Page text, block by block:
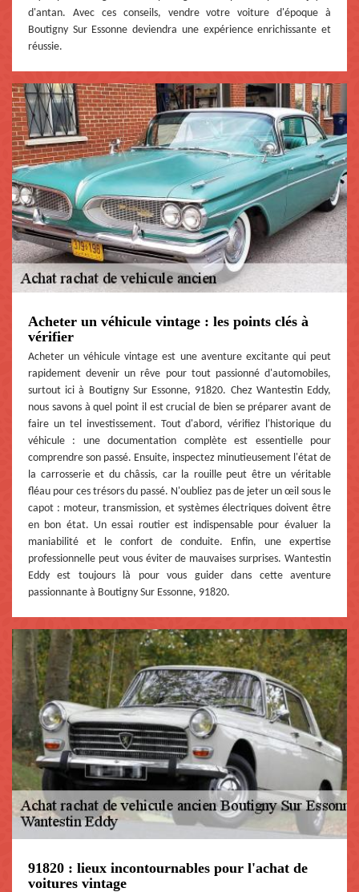
d'antan. Avec ces conseils, vendre votre voiture d'époque à
Boutigny Sur Essonne deviendra une expérience enrichissante et
réussie.
Acheter un véhicule vintage : les points clés à
vérifier
Acheter un véhicule vintage est une aventure excitante qui peut
rapidement devenir un rêve pour tout passionné d'automobiles,
surtout ici à Boutigny Sur Essonne, 91820. Chez Wantestin Eddy,
nous savons à quel point il est crucial de bien se préparer avant de
faire un tel investissement. Tout d'abord, vérifiez l'historique du
véhicule : une documentation complète est essentielle pour
comprendre son passé. Ensuite, inspectez minutieusement l'état de
la carrosserie et du châssis, car la rouille peut être un véritable
fléau pour ces trésors du passé. N'oubliez pas de jeter un œil sous le
capot : moteur, transmission, et systèmes électriques doivent être
en bon état. Un essai routier est indispensable pour évaluer la
maniabilité et le confort de conduite. Enfin, une expertise
professionnelle peut vous éviter de mauvaises surprises. Wantestin
Eddy est toujours là pour vous guider dans cette aventure
passionnante à Boutigny Sur Essonne, 91820.
91820 : lieux incontournables pour l'achat de
voitures vintage